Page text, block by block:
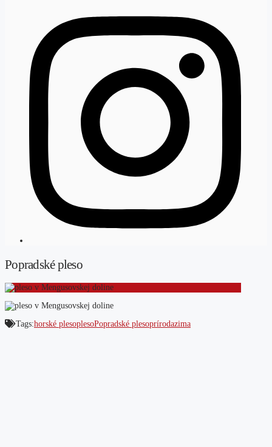
Popradské pleso
Tags:horské plesoplesoPopradské plesoprírodazima